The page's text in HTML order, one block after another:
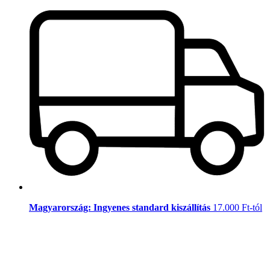
Magyarország: Ingyenes standard kiszállítás 17.000 Ft-tól